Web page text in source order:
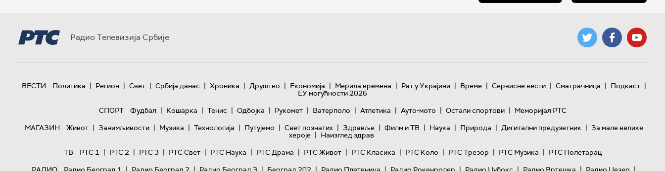
Радио Телевизија Србије
ВЕСТИ Политика | Регион | Свет | Србија данас | Хроника | Друштво | Економија | Мерила времена | Рат у Украјини | Време | Сервисне вести | Сматрачница | Подкаст |
ЕУ могућности 2026
СПОРТ
Фудбал | Кошарка | Тенис | Одбојка | Рукомет | Ватерполо | Атлетика | Ауто-мото | Остали спортови | Меморијал РТС
МАГАЗИН
Живот | Занимљивости | Музика | Технологијa | Путујемо | Свет познатих | Здравље | Филм и ТВ | Наука | Природа | Дигитални предузетник | За мале велике
хероје | Наизглед здрав
ТВ
РТС 1 | РТС 2 | РТС 3 | РТС Свет | РТС Наука | РТС Драма | РТС Живот | РТС Класика | РТС Коло | РТС Трезор | РТС Музика | РТС Полетарац